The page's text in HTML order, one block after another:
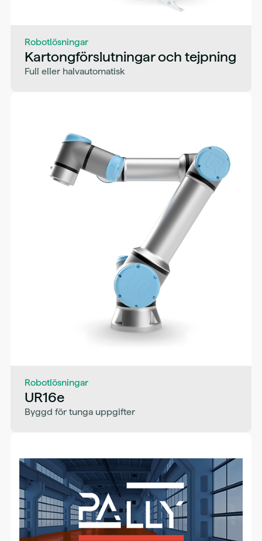
Robotlösningar
Kartongförslutningar och tejpning
Full eller halvautomatisk
Robotlösningar
UR16e
Byggd för tunga uppgifter